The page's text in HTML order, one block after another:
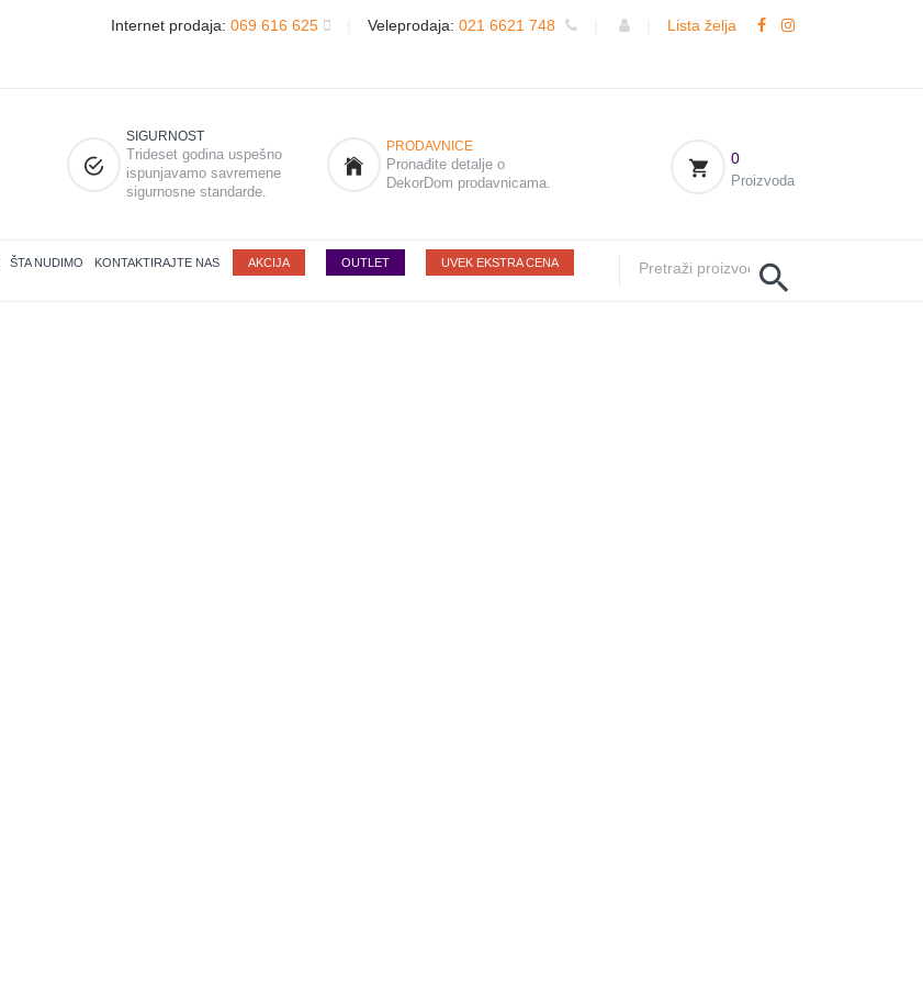
Internet prodaja: 069 616 625 Veleprodaja: 021 6621 748 Lista želja
SIGURNOST
Trideset godina uspešno
ispunjavamo savremene
sigurnosne standarde.
PRODAVNICE
Pronađite detalje o
DekorDom prodavnicama.
0
Proizvoda
ŠTA NUDIMO KONTAKTIRAJTE NAS AKCIJA OUTLET UVEK EKSTRA CENA